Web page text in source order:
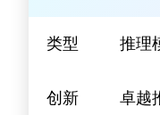
类型 推理
创新 卓越